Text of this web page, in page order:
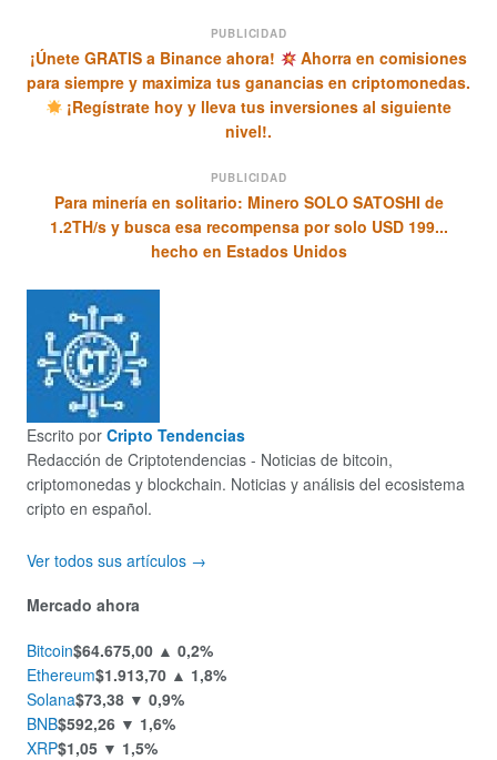
PUBLICIDAD
¡Únete GRATIS a Binance ahora!
Ahorra en comisiones
para siempre y maximiza tus ganancias en criptomonedas.
¡Regístrate hoy y lleva tus inversiones al siguiente
nivel!.
PUBLICIDAD
Para minería en solitario: Minero SOLO SATOSHI de
1.2TH/s y busca esa recompensa por solo USD 199...
hecho en Estados Unidos
Escrito por Cripto Tendencias
Redacción de Criptotendencias - Noticias de bitcoin,
criptomonedas y blockchain. Noticias y análisis del ecosistema
cripto en español.
Ver todos sus artículos →
Mercado ahora
Bitcoin$64.675,00 ▲ 0,2%
Ethereum$1.913,70 ▲ 1,8%
Solana$73,38 ▼ 0,9%
BNB$592,26 ▼ 1,6%
XRP$1,05 ▼ 1,5%